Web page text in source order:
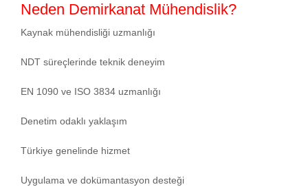
Neden Demirkanat Mühendislik?
Kaynak mühendisliği uzmanlığı
NDT süreçlerinde teknik deneyim
EN 1090 ve ISO 3834 uzmanlığı
Denetim odaklı yaklaşım
Türkiye genelinde hizmet
Uygulama ve dokümantasyon desteği